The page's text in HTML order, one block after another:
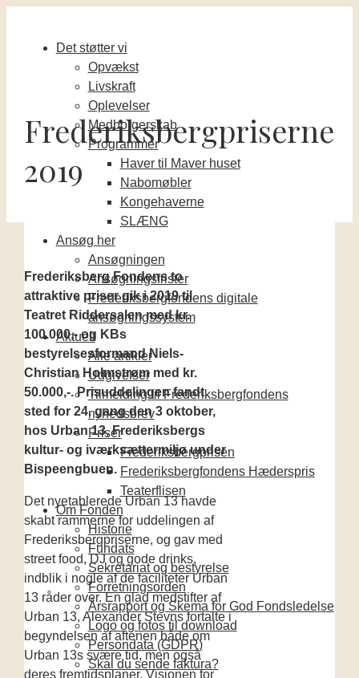
Det støtter vi
Opvækst
Livskraft
Oplevelser
Medborgerskab
Programmer
Haver til Maver huset
Nabomøbler
Kongehaverne
SLÆNG
Ansøg her
Ansøgningen
Ansøgningsfrister
Frederiksbergfondens digitale
ansøgningssystem
Aktuelt
Alle artikler
Udgivelser
Tilmelding til Frederiksbergfondens
nyhedsbrev
Priser
Frederiksbergprisen
Frederiksbergfondens Hæderspris
Teaterflisen
Om Fonden
Historie
Fundats
Sekretariat og bestyrelse
Forretningsorden
Årsrapport og Skema for God Fondsledelse
Logo og fotos til download
Persondata (GDPR)
Skal du sende faktura?
Frederiksbergpriserne
2019
Frederiksberg Fondens to
attraktive priser gik i 2019 til
Teatret Riddersalen med kr.
100.000,- og KBs
bestyrelsesformand Niels-
Christian Holmstrøm med kr.
50.000,-. Prisuddelingen fandt
sted for 24. gang den 3 oktober,
hos Urban 13, Frederiksbergs
kultur- og iværksættermiljø under
Bispeengbuen.
Det nyetablerede Urban 13 havde
skabt rammerne for uddelingen af
Frederiksbergpriserne, og gav med
street food, DJ og gode drinks,
indblik i nogle af de faciliteter Urban
13 råder over. En glad medstifter af
Urban 13, Alexander Stevns fortalte i
begyndelsen af aftenen både om
Urban 13s svære tid, men også
deres fremtidsplaner. Visionen for